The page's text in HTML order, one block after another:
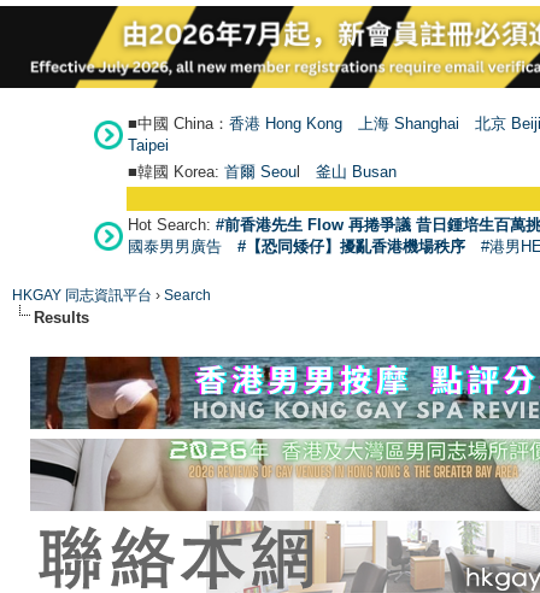
■中國 China： 香港 Hong Kong 上海 Shanghai
北京
Taipei
■韓國 Korea: 首爾 Seoul 釜山 Busan
Hot Search: #前香港先生 Flow 再捲爭議 昔日鍾培生百萬
國泰男男廣告
#【恐同矮仔】擾亂香港機場秩序 #港男
HKGAY 同志資訊平台 › Search
Results